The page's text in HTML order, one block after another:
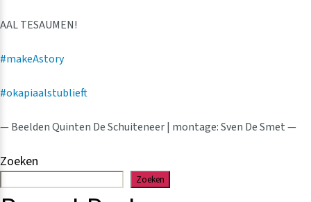
AAL TESAUMEN!
#makeAstory
#okapiaalstublieft
— Beelden Quinten De Schuiteneer | montage: Sven De Smet —
Zoeken
Zoeken